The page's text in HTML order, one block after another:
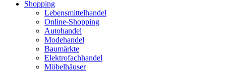
Shopping
Lebensmittelhandel
Online-Shopping
Autohandel
Modehandel
Baumärkte
Elektrofachhandel
Möbelhäuser